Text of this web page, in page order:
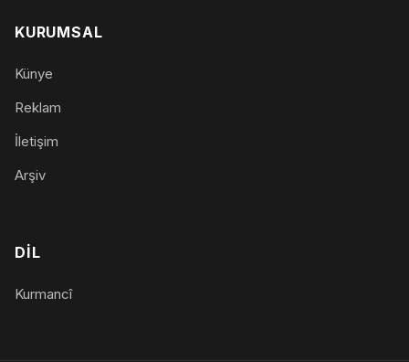
KURUMSAL
Künye
Reklam
İletişim
Arşiv
DIL
Kurmancî